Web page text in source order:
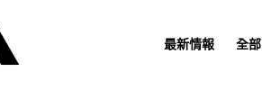
最新情報 全